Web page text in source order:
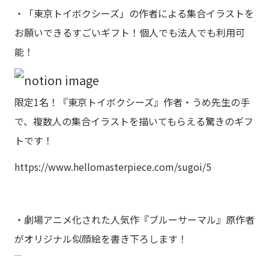
・「東京トイボクシーズ」の作者による集合イラストを
お願いできるすごいギフト！個人でも法人でも利用可
能！
限定1名！『東京トイボクシーズ』作者・うめ先生の手
で、複数人の集合イラストを描いてもらえる驚きのギフ
トです！
https://www.hellomasterpiece.com/sugoi/5
・劇場アニメ化された人気作『ブルーサーマル』原作者
がオリジナル似顔絵を書き下ろします！